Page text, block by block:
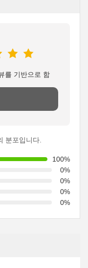
를 기반으로 함
분포입니다.
100%
0%
0%
0%
0%